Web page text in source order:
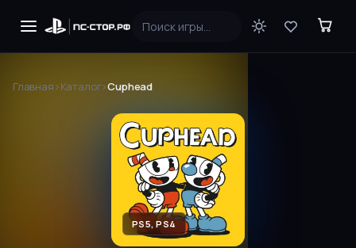
Главная›Каталог›Cuphead
PS5, PS4